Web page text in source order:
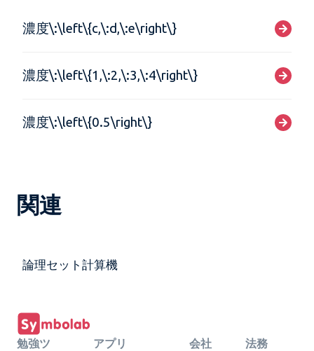
濃度\:\left\{c,\:d,\:e\right\}
濃度\:\left\{1,\:2,\:3,\:4\right\}
濃度\:\left\{0.5\right\}
関連
論理セット計算機
勉強ツ
アプリ
会社
法務